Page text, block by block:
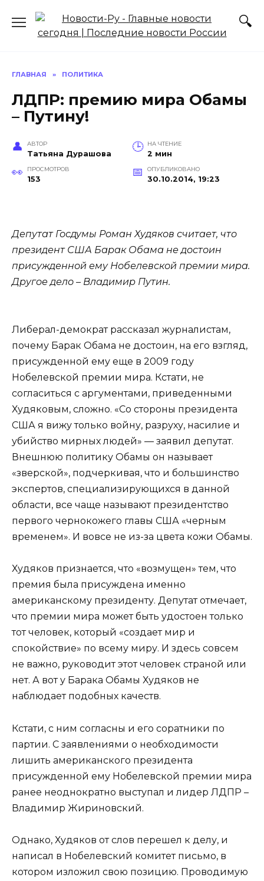
содержанию
ГЛАВНАЯ » ПОЛИТИКА
ЛДПР: премию мира Обамы
– Путину!
АВТОР
Татьяна Дурашова
НА ЧТЕНИЕ
2 мин
ПРОСМОТРОВ
153
ОПУБЛИКОВАНО
30.10.2014, 19:23
Депутат Госдумы Роман Худяков считает, что
президент США Барак Обама не достоин
присужденной ему Нобелевской премии мира.
Другое дело – Владимир Путин.
Либерал-демократ рассказал журналистам,
почему Барак Обама не достоин, на его взгляд,
присужденной ему еще в 2009 году
Нобелевской премии мира. Кстати, не
согласиться с аргументами, приведенными
Худяковым, сложно. «Со стороны президента
США я вижу только войну, разруху, насилие и
убийство мирных людей» — заявил депутат.
Внешнюю политику Обамы он называет
«зверской», подчеркивая, что и большинство
экспертов, специализирующихся в данной
области, все чаще называют президентство
первого чернокожего главы США «черным
временем». И вовсе не из-за цвета кожи Обамы.
Худяков признается, что «возмущен» тем, что
премия была присуждена именно
американскому президенту. Депутат отмечает,
что премии мира может быть удостоен только
тот человек, который «создает мир и
спокойствие» по всему миру. И здесь совсем
не важно, руководит этот человек страной или
нет. А вот у Барака Обамы Худяков не
наблюдает подобных качеств.
Кстати, с ним согласны и его соратники по
партии. С заявлениями о необходимости
лишить американского президента
присужденной ему Нобелевской премии мира
ранее неоднократно выступал и лидер ЛДПР –
Владимир Жириновский.
Однако, Худяков от слов перешел к делу, и
написал в Нобелевский комитет письмо, в
котором изложил свою позицию. Проводимую